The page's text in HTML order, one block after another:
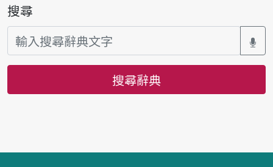
搜尋
搜尋辭典